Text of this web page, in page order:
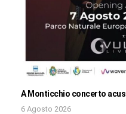
A Monticchio concerto
6 Agosto 2026